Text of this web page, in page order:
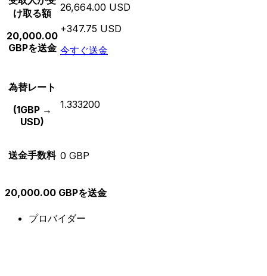
け取る額
20,000.00
GBPを送金
26,664.00 USD
+347.75 USD
今すぐ送金
為替レート
(1GBP →
USD)
1.333200
送金手数料 0 GBP
20,000.00 GBPを送金
プロバイダー